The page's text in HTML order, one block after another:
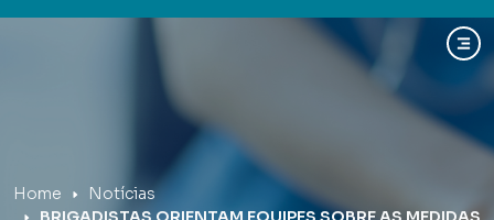
Home
Notícias